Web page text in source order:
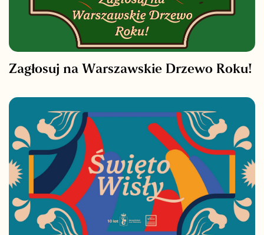
Zagłosuj na Warszawskie Drzewo Roku!